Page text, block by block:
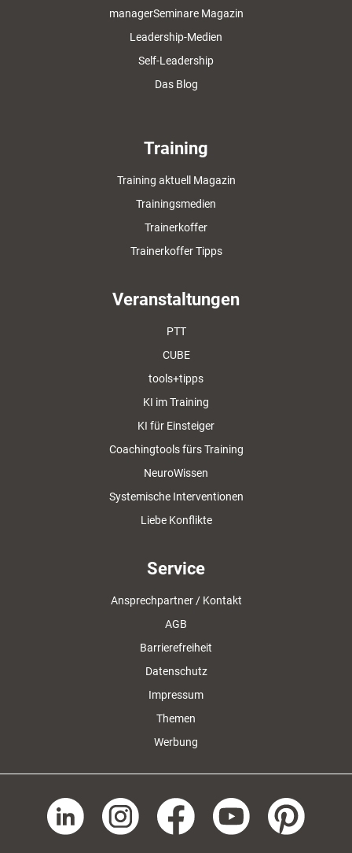
managerSeminare Magazin
Leadership-Medien
Self-Leadership
Das Blog
Training
Training aktuell Magazin
Trainingsmedien
Trainerkoffer
Trainerkoffer Tipps
Veranstaltungen
PTT
CUBE
tools+tipps
KI im Training
KI für Einsteiger
Coachingtools fürs Training
NeuroWissen
Systemische Interventionen
Liebe Konflikte
Service
Ansprechpartner / Kontakt
AGB
Barrierefreiheit
Datenschutz
Impressum
Themen
Werbung